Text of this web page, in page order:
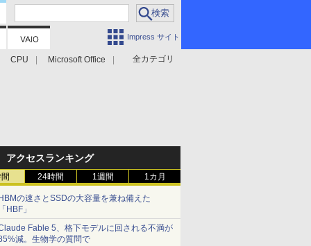
Impress サイト
全カテゴリ
CPU Microsoft Office
アクセスランキング
24時間 1週間 1カ月
の速さとSSDの大容量を兼ね備えた
HBF」
Fable 5、格下モデルに回される不満が
減。生物学の質問で